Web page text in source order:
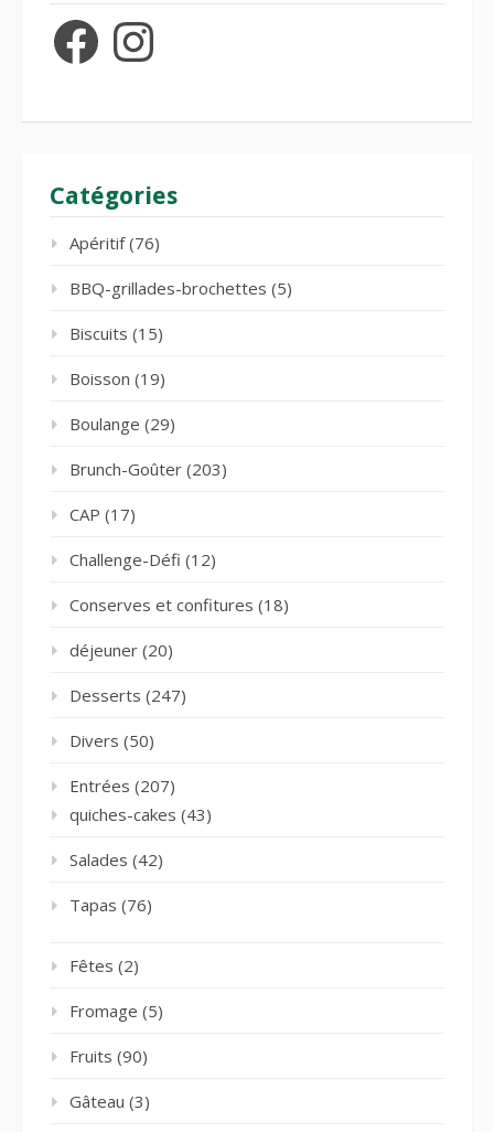
FacebookInstagram
Catégories
Apéritif(76)
BBQ-grillades-brochettes (5)
Biscuits (15)
Boisson (19)
Boulange (29)
Brunch-Goûter (203)
CAP (17)
Challenge-Défi (12)
Conserves et confitures (18)
déjeuner (20)
Desserts (247)
Divers (50)
Entrées (207)
quiches-cakes (43)
Salades (42)
Tapas (76)
Fêtes (2)
Fromage (5)
Fruits (90)
Gâteau (3)